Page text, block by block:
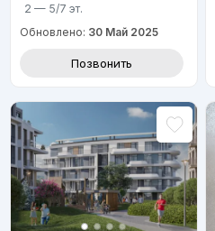
2 — 5/7 эт.
Обновлено: 30 Май 2025
Позвонить